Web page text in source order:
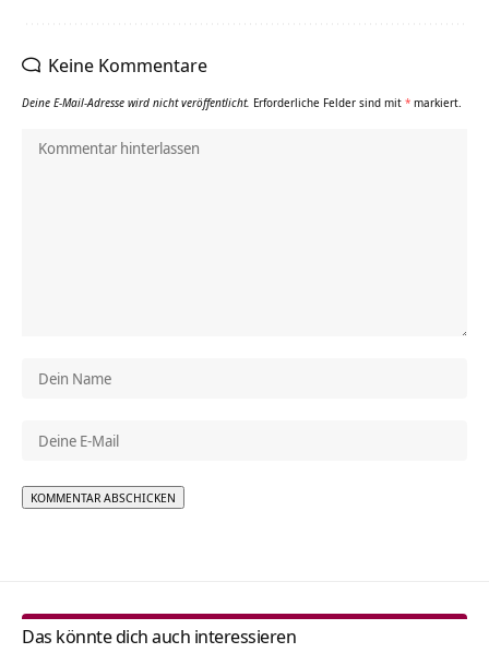
Keine Kommentare
Deine E-Mail-Adresse wird nicht veröffentlicht. Erforderliche Felder sind mit * markiert.
Das könnte dich auch interessieren